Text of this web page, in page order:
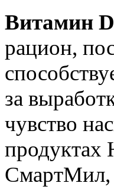
Витамин D
рацион,
за
чувство
СмартМил,